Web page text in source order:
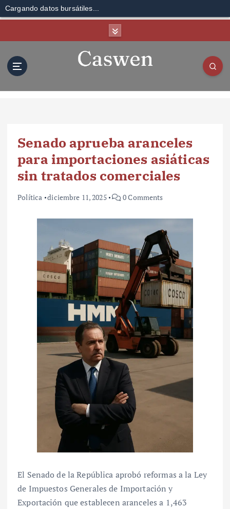
Cargando datos bursátiles...
Senado aprueba aranceles
para importaciones asiáticas
sin tratados comerciales
Política diciembre 11, 2025 0 Comments
El Senado de la República aprobó reformas a la Ley
de Impuestos Generales de Importación y
Exportación que establecen aranceles a 1,463